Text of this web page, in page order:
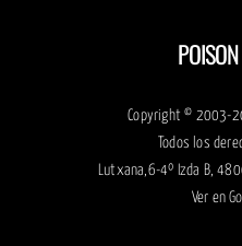
Copyright © 2003-
Todos los
Lutxana,6-4º Izda B,
Ver en